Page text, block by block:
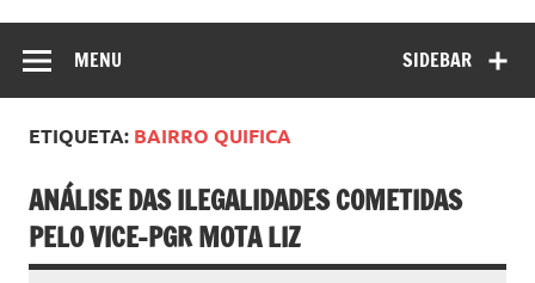
SIDEBAR
MENU
ETIQUETA: BAIRRO QUIFICA
ANÁLISE DAS ILEGALIDADES COMETIDAS
PELO VICE-PGR MOTA LIZ